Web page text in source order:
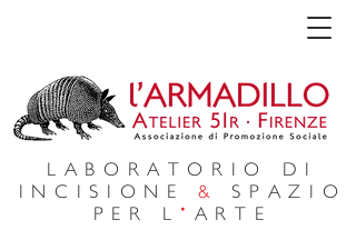
LABORATORIO DI
INCISIONE&
SPAZIO
PER L ' ARTE